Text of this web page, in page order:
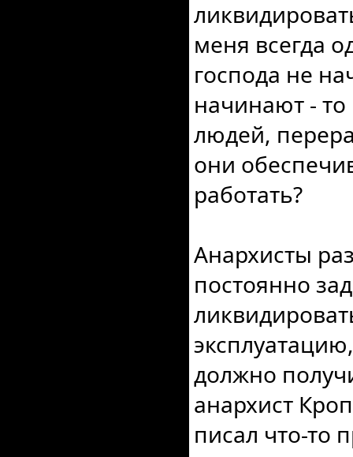
меня всегда
господа не
начинают - то
людей,
они
работать?
Анархисты
постоянно
должно
анархист
писал что-то